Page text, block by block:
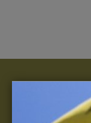
Косметика